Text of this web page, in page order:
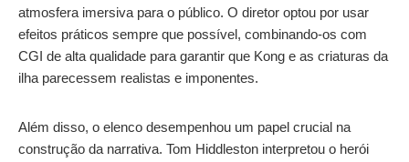
atmosfera imersiva para o público. O diretor optou por usar
efeitos práticos sempre que possível, combinando-os com
CGI de alta qualidade para garantir que Kong e as criaturas da
ilha parecessem realistas e imponentes.
Além disso, o elenco desempenhou um papel crucial na
construção da narrativa. Tom Hiddleston interpretou o herói